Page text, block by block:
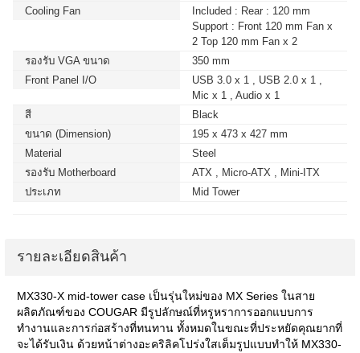
Cooling Fan
Included : Rear : 120 mm
Support : Front 120 mm Fan x
2 Top 120 mm Fan x 2
รองรับ VGA ขนาด
350 mm
Front Panel I/O
USB 3.0 x 1 , USB 2.0 x 1 ,
Mic x 1 , Audio x 1
สี
Black
ขนาด (Dimension)
195 x 473 x 427 mm
Material
Steel
รองรับ Motherboard
ATX , Micro-ATX , Mini-ITX
ประเภท
Mid Tower
รายละเอียดสินค้า
MX330-X mid-tower case เป็นรุ่นใหม่ของ MX Series ในสาย
ผลิตภัณฑ์ของ COUGAR มีรูปลักษณ์ที่หรูหราการออกแบบการ
ทำงานและการก่อสร้างที่ทนทาน ทั้งหมดในขณะที่ประหยัดคุณยากที่
จะได้รับเงิน ด้วยหน้าต่างอะคริลิคโปร่งใสเต็มรูปแบบทำให้ MX330-